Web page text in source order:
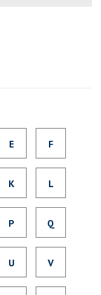
E F
K L
P Q
U V